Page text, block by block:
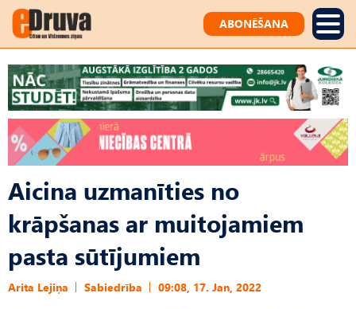
ABONĒŠANA
Aicina uzmanīties no
krāpšanas ar muitojamiem
pasta sūtījumiem
Arita Lejiņa Sabiedrība 09:08, 17. Jan, 2022